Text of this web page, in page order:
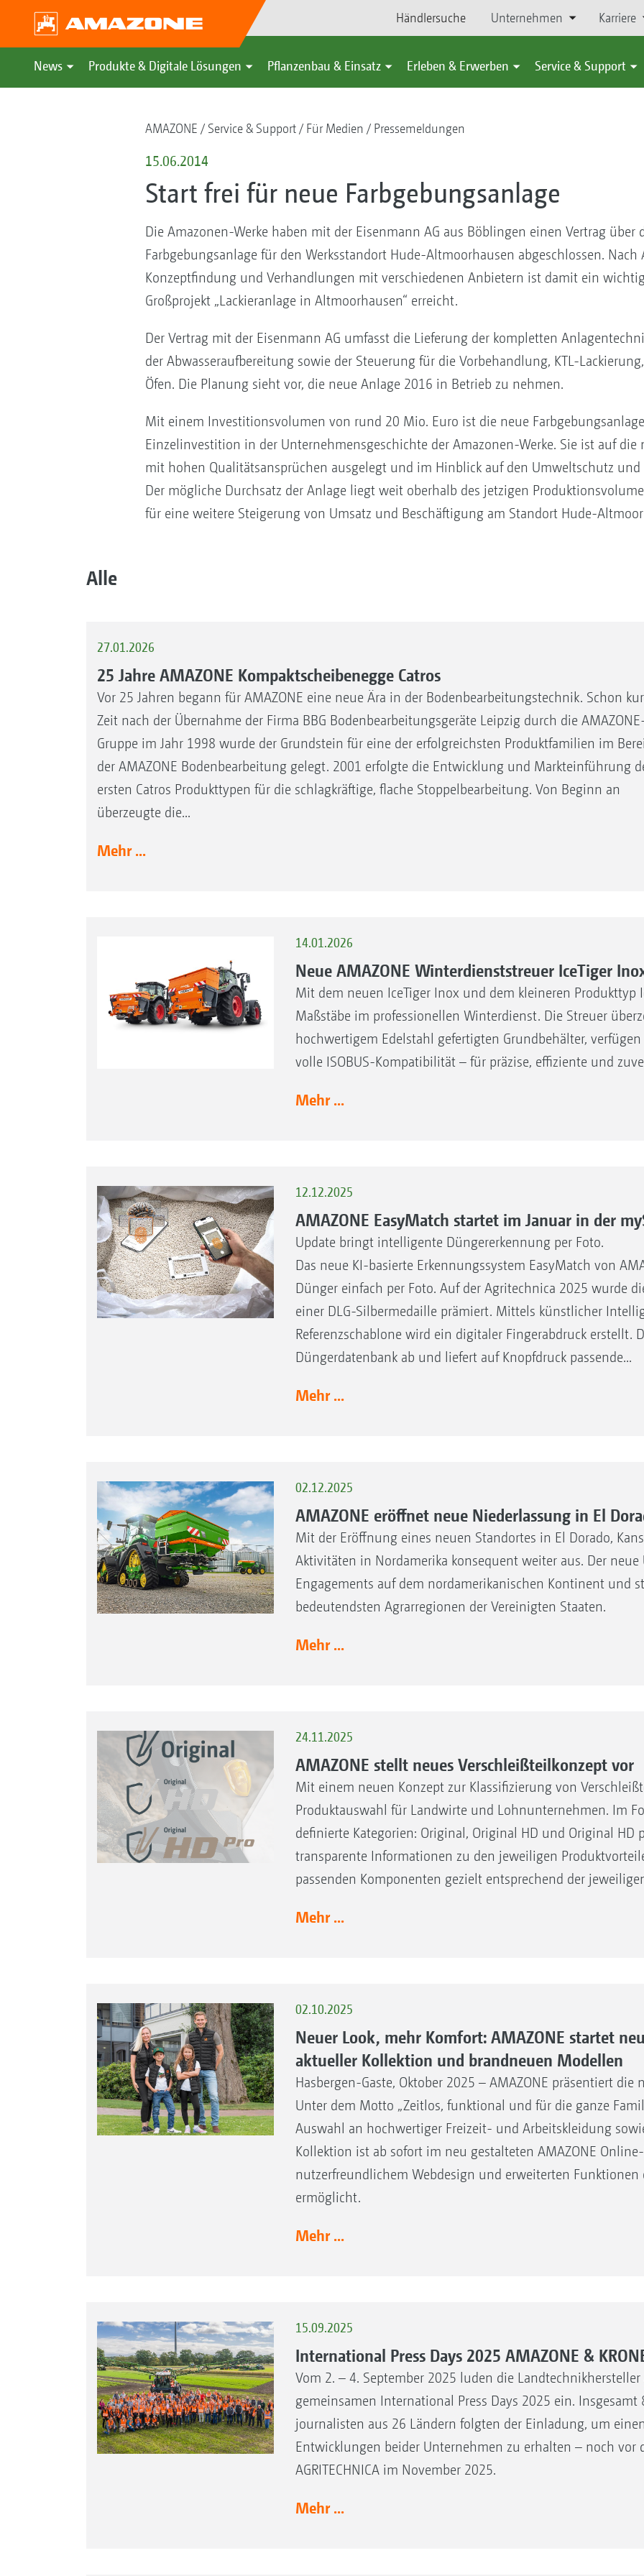
Händlersuche Unternehmen Karriere
News Produkte & Digitale Lösungen Pflanzenbau & Einsatz Erleben & Erwerben Service & Support
AMAZONE Service & Support Für Medien Pressemeldungen
15.06.2014
Start frei für neue Farbgebungsanlage
Die Amazonen-Werke haben mit der Eisenmann AG aus Böblingen einen Vertrag über
Farbgebungsanlage für den Werksstandort Hude-Altmoorhausen abgeschlossen.
Konzeptfindung und Verhandlungen mit verschiedenen Anbietern ist damit ein
Großprojekt „Lackieranlage in Altmoorhausen“ erreicht.
Der Vertrag mit der Eisenmann AG umfasst die Lieferung der kompletten
der Abwasseraufbereitung sowie der Steuerung für die Vorbehandlung, KTL-
Öfen. Die Planung sieht vor, die neue Anlage 2016 in Betrieb zu nehmen.
Mit einem Investitionsvolumen von rund 20 Mio. Euro ist die neue
Einzelinvestition in der Unternehmensgeschichte der Amazonen-Werke. Sie ist auf die
mit hohen Qualitätsansprüchen ausgelegt und im Hinblick auf den Umweltschutz
Der mögliche Durchsatz der Anlage liegt weit oberhalb des jetzigen
für eine weitere Steigerung von Umsatz und Beschäftigung am Standort Hude-
Alle
27.01.2026
25 Jahre AMAZONE Kompaktscheibenegge Catros
Vor 25 Jahren begann für AMAZONE eine neue Ära in der Bodenbearbeitungstechnik. Schon
Zeit nach der Übernahme der Firma BBG Bodenbearbeitungsgeräte Leipzig durch die
Gruppe im Jahr 1998 wurde der Grundstein für eine der erfolgreichsten Produktfamilien im
der AMAZONE Bodenbearbeitung gelegt. 2001 erfolgte die Entwicklung und Markteinführung
ersten Catros Produkttypen für die schlagkräftige, flache Stoppelbearbeitung. Von Beginn an
überzeugte die...
Mehr ...
14.01.2026
Neue AMAZONE Winterdienststreuer IceTiger
Mit dem neuen IceTiger Inox und dem kleineren Produkttyp
Maßstäbe im professionellen Winterdienst. Die Streuer
hochwertigem Edelstahl gefertigten Grundbehälter,
volle ISOBUS-Kompatibilität – für präzise, effiziente und
Mehr ...
12.12.2025
AMAZONE EasyMatch startet im Januar in der
Update bringt intelligente Düngererkennung per Foto.
Das neue KI-basierte Erkennungssystem EasyMatch von
Dünger einfach per Foto. Auf der Agritechnica 2025 wurde
einer DLG-Silbermedaille prämiert. Mittels künstlicher
Referenzschablone wird ein digitaler Fingerabdruck erstellt.
Düngerdatenbank ab und liefert auf Knopfdruck passende...
Mehr ...
02.12.2025
AMAZONE eröffnet neue Niederlassung in El
Mit der Eröffnung eines neuen Standortes in El Dorado,
Aktivitäten in Nordamerika konsequent weiter aus. Der
Engagements auf dem nordamerikanischen Kontinent und
bedeutendsten Agrarregionen der Vereinigten Staaten.
Mehr ...
24.11.2025
AMAZONE stellt neues Verschleißteilkonzept vor
Mit einem neuen Konzept zur Klassifizierung von
Produktauswahl für Landwirte und Lohnunternehmen. Im
definierte Kategorien: Original, Original HD und Original HD
transparente Informationen zu den jeweiligen
passenden Komponenten gezielt entsprechend der
Mehr ...
02.10.2025
Neuer Look, mehr Komfort: AMAZONE startet
aktueller Kollektion und brandneuen Modellen
Hasbergen-Gaste, Oktober 2025 – AMAZONE präsentiert
Unter dem Motto „Zeitlos, funktional und für die ganze
Auswahl an hochwertiger Freizeit- und Arbeitskleidung
Kollektion ist ab sofort im neu gestalteten AMAZONE
nutzerfreundlichem Webdesign und erweiterten Funktionen
ermöglicht.
Mehr ...
15.09.2025
International Press Days 2025 AMAZONE &
Vom 2. – 4. September 2025 luden die Landtechnikhersteller
gemeinsamen International Press Days 2025 ein.
journalisten aus 26 Ländern folgten der Einladung, um
Entwicklungen beider Unternehmen zu erhalten – noch vor
AGRITECHNICA im November 2025.
Mehr ...